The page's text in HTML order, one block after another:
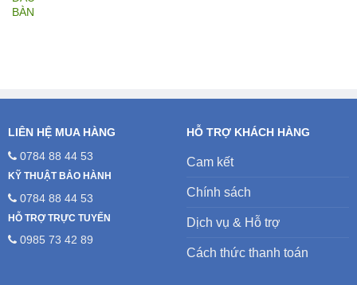
LIÊN HỆ MUA HÀNG
0784 88 44 53
KỸ THUẬT BẢO HÀNH
0784 88 44 53
HỖ TRỢ TRỰC TUYẾN
0985 73 42 89
HỖ TRỢ KHÁCH HÀNG
Cam kết
Chính sách
Dịch vụ & Hỗ trợ
Cách thức thanh toán